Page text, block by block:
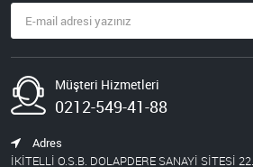
Müşteri Hizmetleri
0212-549-41-88
Adres
İKİTELLİ O.S.B. DOLAPDERE SANAYİ SİTESİ